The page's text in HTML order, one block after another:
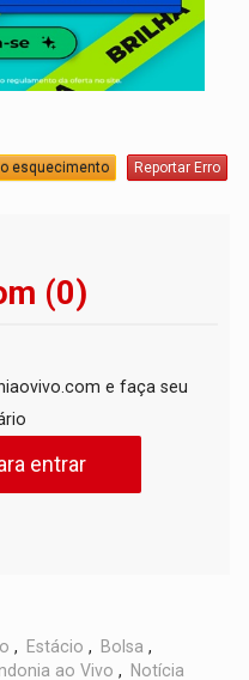
esquecimento Reportar Erro
(0)
e faça seu
entrar
, Estácio , Bolsa ,
ao Vivo , Notícia